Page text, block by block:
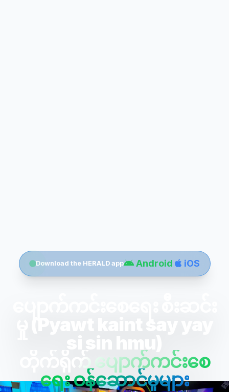
Download the HERALD app Android iOS
တိုက်ရိုက် ပျောက်ကင်းစေ
ရေး ဝန်ဆောင်မှုများ